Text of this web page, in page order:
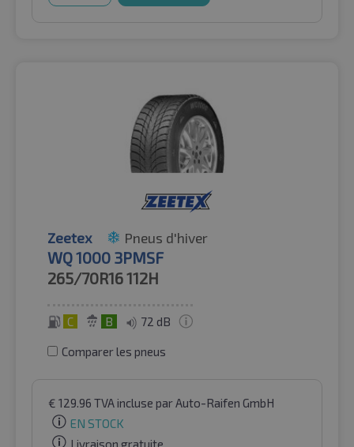
Zeetex Pneus d'hiver
WQ 1000 3PMSF
265/70R16112H
C B 72 dB
Comparer les pneus
€ 129.96 TVA incluse par Auto-Raifen GmbH
EN STOCK
Livraison gratuite